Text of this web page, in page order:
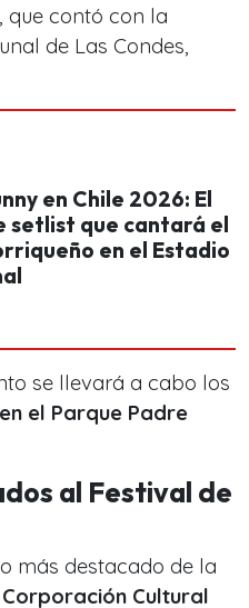
, que contó con la
de Las Condes,
en Chile 2026: El
setlist que cantará el
en el Estadio
se llevará a cabo los
el Parque Padre
al Festival de
más destacado de la
Corporación Cultural